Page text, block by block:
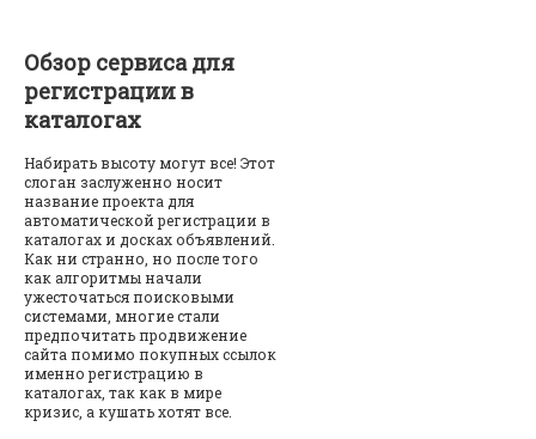
Обзор сервиса для
регистрации в
каталогах
Набирать высоту могут все! Этот
слоган заслуженно носит
название проекта для
автоматической регистрации в
каталогах и досках объявлений.
Как ни странно, но после того
как алгоритмы начали
ужесточаться поисковыми
системами, многие стали
предпочитать продвижение
сайта помимо покупных ссылок
именно регистрацию в
каталогах, так как в мире
кризис, а кушать хотят все.